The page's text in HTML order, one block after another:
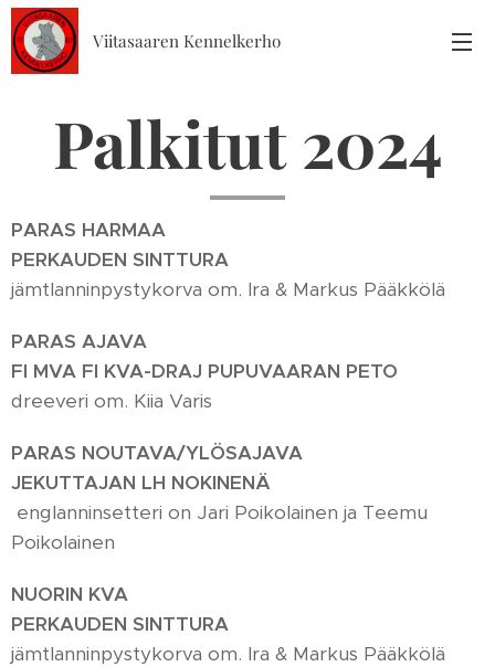
Viitasaaren Kennelkerho
Palkitut 2024
PARAS HARMAA
PERKAUDEN SINTTURA
jämtlanninpystykorva om. Ira & Markus Pääkkölä
PARAS AJAVA
FI MVA FI KVA-DRAJ PUPUVAARAN PETO
dreeveri om. Kiia Varis
PARAS NOUTAVA/YLÖSAJAVA
JEKUTTAJAN LH NOKINENÄ
englanninsetteri on Jari Poikolainen ja Teemu
Poikolainen
NUORIN KVA
PERKAUDEN SINTTURA
jämtlanninpystykorva om. Ira & Markus Pääkkölä